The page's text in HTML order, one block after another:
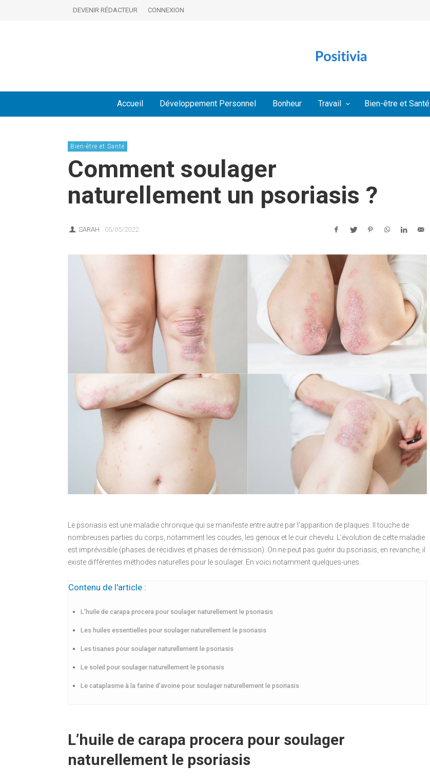
DEVENIR RÉDACTEUR CONNEXION
Accueil Développement Personnel Bonheur Travail Bien-être et Santé
Bien-être et Santé
Comment soulager
naturellement un psoriasis ?
SARAH 05/05/2022
Le psoriasis est une maladie chronique qui se manifeste entre autre par l’apparition de plaques. Il touche de
nombreuses parties du corps, notamment les coudes, les genoux et le cuir chevelu. L’évolution de cette maladie
est imprévisible (phases de récidives et phases de rémission). On ne peut pas guérir du psoriasis, en revanche, il
existe différentes méthodes naturelles pour le soulager. En voici notamment quelques-unes.
Contenu de l'article :
L’huile de carapa procera pour soulager naturellement le psoriasis
Les huiles essentielles pour soulager naturellement le psoriasis
Les tisanes pour soulager naturellement le psoriasis
Le soleil pour soulager naturellement le psoriasis
Le cataplasme à la farine d’avoine pour soulager naturellement le psoriasis
L’huile de carapa procera pour soulager
naturellement le psoriasis